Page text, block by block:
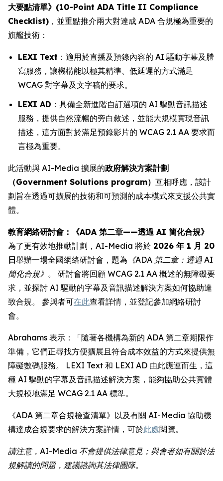
大要點清單》(10-Point ADA Title II Compliance
Checklist) ，並重點推介兩大對達成 ADA 合規極為重要的
旗艦技術：
LEXI Text ：適用於直播及預錄內容的 AI 驅動字幕及謄
寫服務，讓機構能以極其精準、低延遲的方式滿足
WCAG 對字幕及文字稿的要求。
LEXI AD ：具備全新進階自訂選項的 AI 驅動音訊描述
服務，提供自然流暢的旁白敘述，並能大規模實現音訊
描述，這方面對於滿足預錄影片的 WCAG 2.1 AA 要求而
言極為重要。
此活動與 AI-Media 擴展的政府解決方案計劃
（Government Solutions program） 互相呼應，該計
劃旨在透過可擴展的技術和可預測的成本模式來支援公共實
體。
教育網絡研討會：《ADA 第二章——透過 AI 簡化合規》
為了更有效地推動計劃，AI-Media 將於 2026 年 1 月 20
日舉辦一場全國網絡研討會，題為 《ADA 第二章：透過 AI
簡化合規》 。 研討會將回顧 WCAG 2.1 AA 概述的無障礙要
求，並探討 AI 驅動的字幕及音訊描述解決方案如何協助達
致合規。 參與者可在此查看詳情，並登記參加網絡研討
會。
Abrahams 表示：「隨著各機構為新的 ADA 第二章期限作
準備，它們正尋找方便擴展且符合成本效益的方式來提供無
障礙數碼服務。 LEXI Text 和 LEXI AD 由此應運而生，這
種 AI 驅動的字幕及音訊描述解決方案，能夠協助公共實體
大規模地滿足 WCAG 2.1 AA 標準。
《ADA 第二章合規檢查清單》以及有關 AI-Media 協助機
構達成合規要求的解決方案詳情，可於此處閱覽。
請注意，AI-Media 不會提供法律意見；與會者如有關於法
規解讀的問題，建議諮詢其法律團隊。